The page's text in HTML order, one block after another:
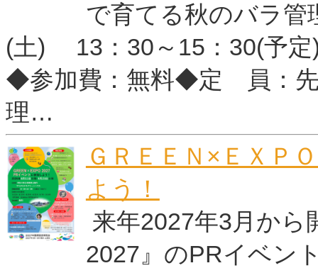
で育てる秋のバラ
(土) 13：30～15：30(
◆参加費：無料◆定 員：
理…
ＧＲＥＥＮ×ＥＸＰ
よう！
来年2027年3月から
2027』のPRイベン